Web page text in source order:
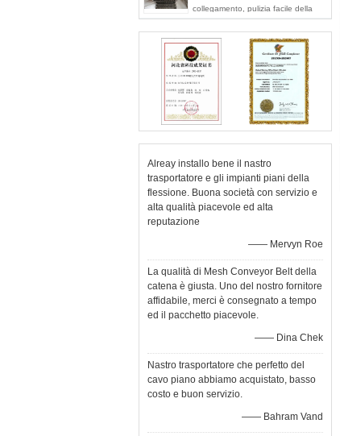
collegamento, pulizia facile della
cinghia della rete metallica del
Alreay installo bene il nastro
trasportatore e gli impianti piani della
flessione. Buona società con servizio e
alta qualità piacevole ed alta
reputazione
—— Mervyn Roe
La qualità di Mesh Conveyor Belt della
catena è giusta. Uno del nostro fornitore
affidabile, merci è consegnato a tempo
ed il pacchetto piacevole.
—— Dina Chek
Nastro trasportatore che perfetto del
cavo piano abbiamo acquistato, basso
costo e buon servizio.
—— Bahram Vand